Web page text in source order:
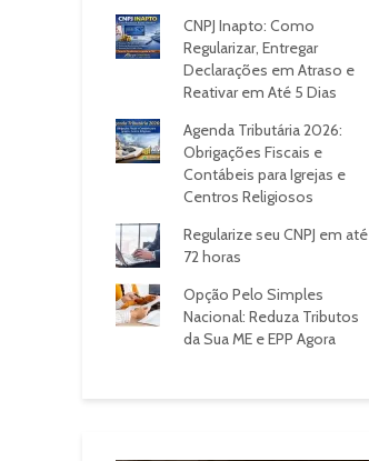
CNPJ Inapto: Como
Regularizar, Entregar
Declarações em Atraso e
Reativar em Até 5 Dias
Agenda Tributária 2026:
Obrigações Fiscais e
Contábeis para Igrejas e
Centros Religiosos
Regularize seu CNPJ em até
72 horas
Opção Pelo Simples
Nacional: Reduza Tributos
da Sua ME e EPP Agora